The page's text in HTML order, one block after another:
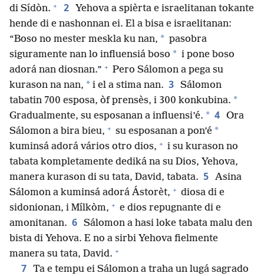
di Sídòn. + 2
Yehova a spièrta e israelitanan tokante
hende di e nashonnan ei. El a bisa e israelitanan:
“Boso no mester meskla ku nan, * pasobra
siguramente nan lo influensiá boso * i pone boso
adorá nan diosnan.” + Pero Sálomon a pega su
kurason na nan, * i el a stima nan. 3 Sálomon
tabatin 700 esposa, òf prensès, i 300 konkubina. *
Gradualmente, su esposanan a influensi’é. * 4 Ora
Sálomon a bira bieu, + su esposanan a pon’é *
kuminsá adorá vários otro dios, + i su kurason no
tabata kompletamente dediká na su Dios, Yehova,
manera kurason di su tata, David, tabata. 5 Asina
Sálomon a kuminsá adorá Ástorèt, + diosa di e
sidonionan, i Mílkòm, + e dios repugnante di e
amonitanan. 6 Sálomon a hasi loke tabata malu den
bista di Yehova. E no a sirbi Yehova fielmente
manera su tata, David. +
7 Ta e tempu ei Sálomon a traha un lugá sagrado